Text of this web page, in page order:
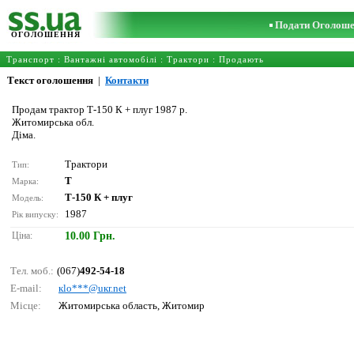
ОГОЛОШЕННЯ
Подати
Транспорт : Вантажні автомобілі : Трактори : Продають
Текст оголошення | Контакти
Продам трактор Т-150 К + плуг 1987 р.
Житомирська обл.
Діма.
Тип: Трактори
Марка: Т
Модель: Т-150 К + плуг
Рік випуску: 1987
Ціна: 10.00 Грн.
Тел. моб.: (067)492-54-18
E-mail:
кlо***@uкr.nеt
Місце:
Житомирська область, Житомир